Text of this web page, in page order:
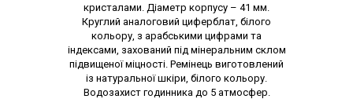
кристалами. Діаметр корпусу – 41 мм.
Круглий аналоговий циферблат, білого
кольору, з арабськими цифрами та
індексами, захований під мінеральним склом
підвищеної міцності. Ремінець виготовлений
із натуральної шкіри, білого кольору.
Водозахист годинника до 5 атмосфер.